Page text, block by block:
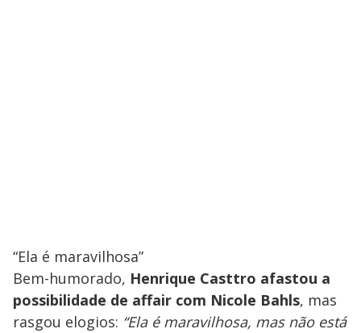
“Ela é maravilhosa”
Bem-humorado, Henrique Casttro afastou a
possibilidade de affair com Nicole Bahls, mas
rasgou elogios: “Ela é maravilhosa, mas não está